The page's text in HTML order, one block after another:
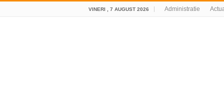
VINERI , 7 AUGUST 2026 Administratie